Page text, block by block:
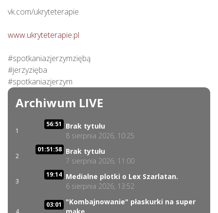
vk.com/ukryteterapie
www.ukryteterapie.pl
#spotkaniazjerzymziębą
#jerzyzięba
#spotkaniazjerzym
Archiwum LIVE
1
56:51
Brak tytułu
8 sierpnia 2026, 10:25
2
01:51:58 Brak tytułu
7 sierpnia 2026, 11:00
3
19:14 Medialne plotki o Lex Szarlatan.
6 sierpnia 2026, 13:52
4
03:01
"Kombajnowanie" płaskurki na super